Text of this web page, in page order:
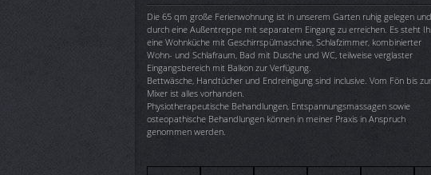
Die 65 qm große Ferienwohnung ist in unserem Garten ruhig gelegen und
durch eine Außentreppe mit separatem Eingang zu erreichen. Es steht
eine Wohnküche mit Geschirrspülmaschine, Schlafzimmer, kombinierter
Wohn- und Schlafraum, Bad mit Dusche und WC, teilweise verglaster
Eingangsbereich mit Balkon zur Verfügung.
Bettwäsche, Handtücher und Endreinigung sind inclusive. Vom Fön bis
Mixer ist alles vorhanden.
Physiotherapeutische Behandlungen, Entspannungsmassagen sowie
osteopathische Behandlungen können in meiner Praxis in Anspruch
genommen werden.